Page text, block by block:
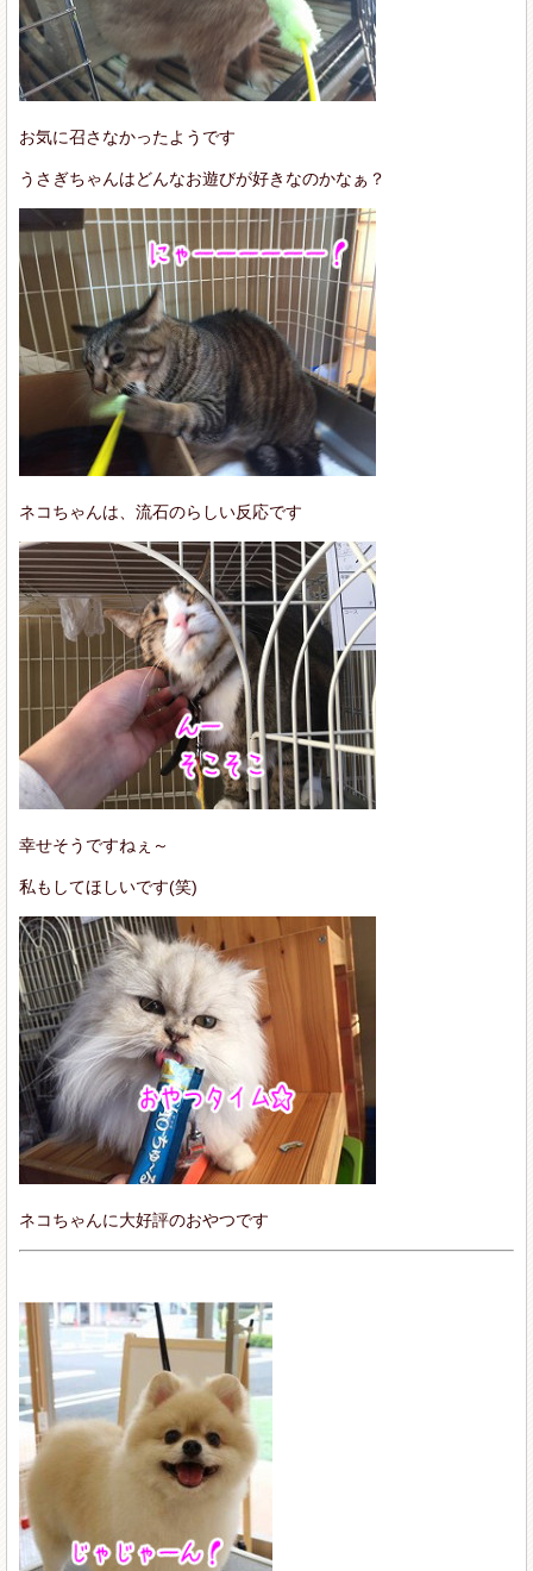
お気に召さなかったようです
うさぎちゃんはどんなお遊びが好きなのかなぁ？
ネコちゃんは、流石のらしい反応です
幸せそうですねぇ～
私もしてほしいです(笑)
ネコちゃんに大好評のおやつです